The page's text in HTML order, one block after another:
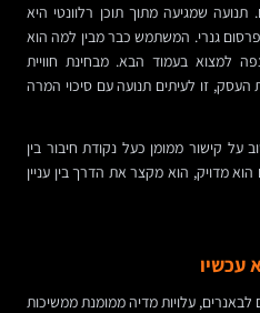
תנועה שמגיעה מתוך תוכן רלוונטי היא
גנרי. המשתמש כבר מבין למה הוא
למצוא בעמוד הבא. מבחינת חוויית
זו לעיתים תנועה עם סיכוי המרה
על קישור ממומן כעל נקודת חיבור בין
מדויק, הוא מקצר את הדרך בין עניין
עכשיו
עלויות מדיה ממומנת ממשיכות